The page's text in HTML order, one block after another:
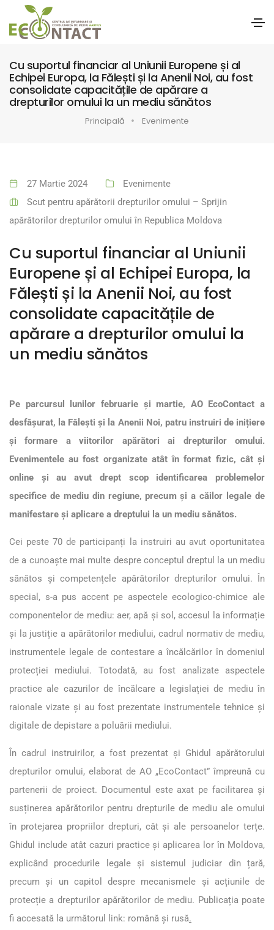
Cu suportul financiar al Uniunii Europene și al
Echipei Europa, la Fălești și la Anenii Noi, au fost
consolidate capacitățile de apărare a
drepturilor omului la un mediu sănătos
Principală Evenimente
27 Martie 2024
Evenimente
Scut pentru apărătorii drepturilor omului – Sprijin
apărătorilor drepturilor omului în Republica Moldova
Cu suportul financiar al Uniunii
Europene și al Echipei Europa, la
Fălești și la Anenii Noi, au fost
consolidate capacitățile de
apărare a drepturilor omului la
un mediu sănătos
Pe parcursul lunilor februarie și martie, AO EcoContact a
desfășurat, la Fălești și la Anenii Noi, patru instruiri de inițiere
și formare a viitorilor apărători ai drepturilor omului.
Evenimentele au fost organizate atât în format fizic, cât și
online și au avut drept scop identificarea problemelor
specifice de mediu din regiune, precum și a căilor legale de
manifestare și aplicare a dreptului la un mediu sănătos.
Cei peste 70 de participanți la instruiri au avut oportunitatea
de a cunoaște mai multe despre conceptul dreptul la un mediu
sănătos și competențele apărătorilor drepturilor omului. În
special, s-a pus accent pe aspectele ecologico-chimice ale
componentelor de mediu: aer, apă și sol, accesul la informație
și la justiție a apărătorilor mediului, cadrul normativ de mediu,
instrumentele legale de contestare a încălcărilor în domeniul
protecției mediului. Totodată, au fost analizate aspectele
practice ale cazurilor de încălcare a legislației de mediu în
raionale vizate și au fost prezentate instrumentele tehnice și
digitale de depistare a poluării mediului.
În cadrul instruirilor, a fost prezentat și Ghidul apărătorului
drepturilor omului, elaborat de AO „EcoContact” împreună cu
partenerii de proiect. Documentul este axat pe facilitarea și
susținerea apărătorilor pentru drepturile de mediu ale omului
în protejarea propriilor drepturi, cât și ale persoanelor terțe.
Ghidul include atât cazuri practice și aplicarea lor în Moldova,
explicând procedurile legale și sistemul judiciar din țară,
precum și un capitol despre mecanismele și acțiunile de
protecție a drepturilor apărătorilor de mediu. Publicația poate
fi accesată la următorul link: română și rusă.